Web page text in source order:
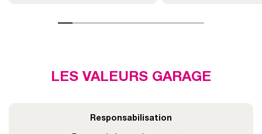
LES VALEURS GARAGE
Responsabilisation